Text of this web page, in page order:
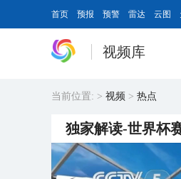
首页 预报 预警 雷达 云图
视频库
当前位置: > 视频 > 热点
独家解读-世界杯